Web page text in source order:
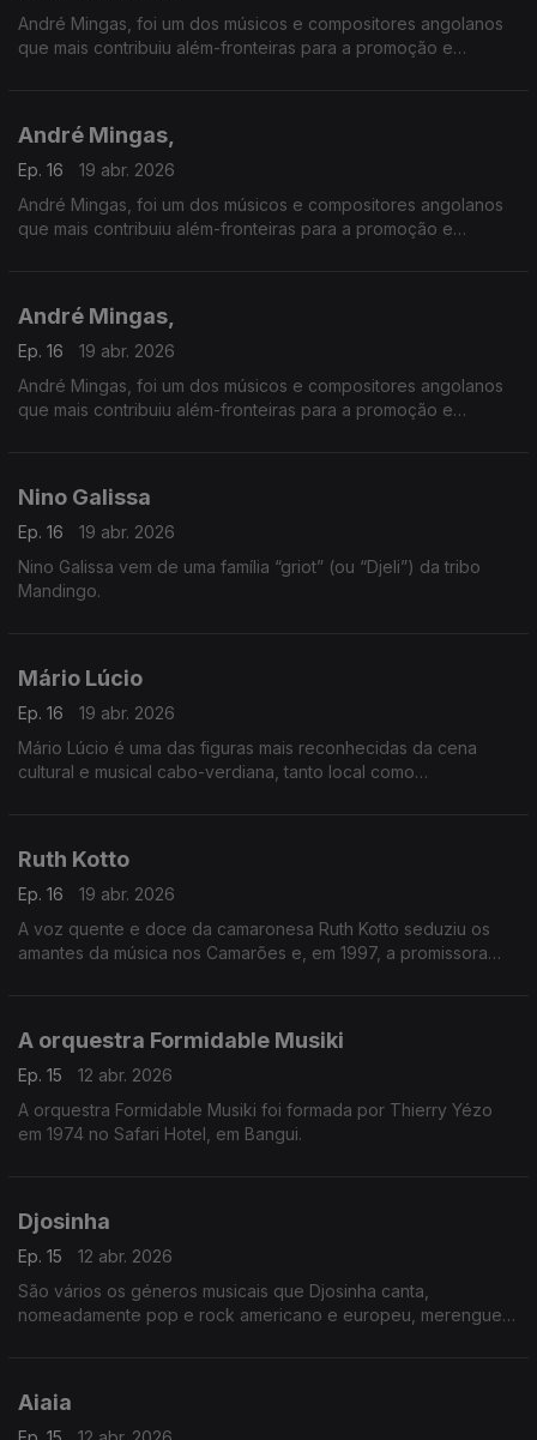
André Mingas, foi um dos músicos e compositores angolanos
que mais contribuiu além-fronteiras para a promoção e
André Mingas,
Ep. 16
19 abr. 2026
André Mingas, foi um dos músicos e compositores angolanos
que mais contribuiu além-fronteiras para a promoção e
André Mingas,
Ep. 16
19 abr. 2026
André Mingas, foi um dos músicos e compositores angolanos
que mais contribuiu além-fronteiras para a promoção e
Nino Galissa
Ep. 16
19 abr. 2026
Nino Galissa vem de uma família “griot” (ou “Djeli”) da tribo
Mandingo.
Mário Lúcio
Ep. 16
19 abr. 2026
Mário Lúcio é uma das figuras mais reconhecidas da cena
cultural e musical cabo-verdiana, tanto local como
Ruth Kotto
Ep. 16
19 abr. 2026
A voz quente e doce da camaronesa Ruth Kotto seduziu os
amantes da música nos Camarões e, em 1997, a promissora
A orquestra Formidable Musiki
Ep. 15
12 abr. 2026
A orquestra Formidable Musiki foi formada por Thierry Yézo
em 1974 no Safari Hotel, em Bangui.
Djosinha
Ep. 15
12 abr. 2026
São vários os géneros musicais que Djosinha canta,
nomeadamente pop e rock americano e europeu, merengue
Aiaia